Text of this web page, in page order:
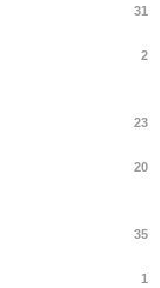
31
2
23
20
35
1